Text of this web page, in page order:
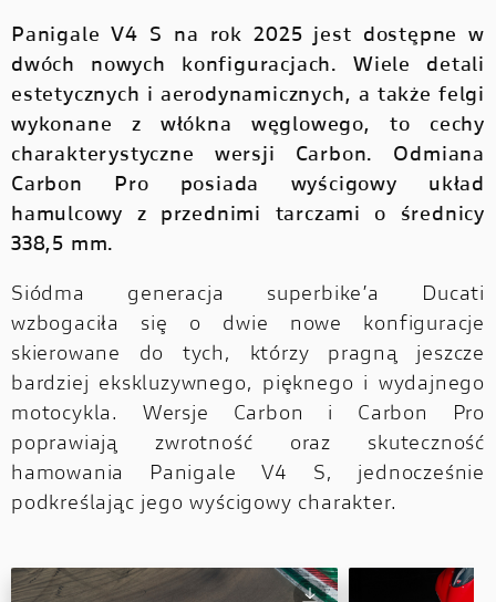
E-BIKE
SCRAMBLER
Panigale V4 S na rok 2025 jest dostępne w
dwóch nowych konfiguracjach. Wiele detali
estetycznych i aerodynamicznych, a także felgi
wykonane z włókna węglowego, to cechy
charakterystyczne wersji Carbon. Odmiana
Carbon Pro posiada wyścigowy układ
hamulcowy z przednimi tarczami o średnicy
338,5 mm.
Siódma generacja superbike’a Ducati
wzbogaciła się o dwie nowe konfiguracje
skierowane do tych, którzy pragną jeszcze
bardziej ekskluzywnego, pięknego i wydajnego
motocykla. Wersje Carbon i Carbon Pro
poprawiają zwrotność oraz skuteczność
hamowania Panigale V4 S, jednocześnie
podkreślając jego wyścigowy charakter.